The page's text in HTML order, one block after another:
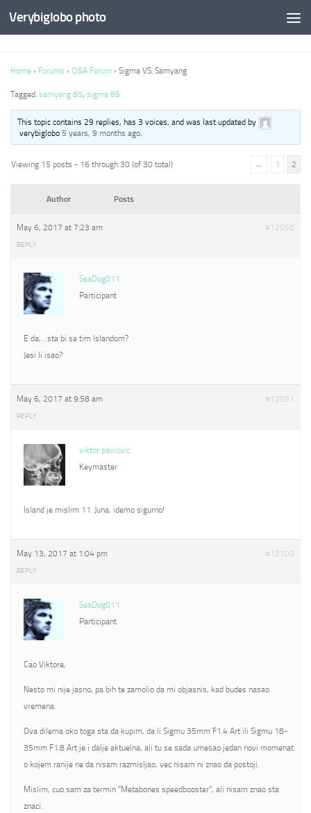
Verybiglobo photo
Home › Forums › Q&A Forum › Sigma VS. Samyang
Tagged: samyang 85, sigma 85
This topic contains 29 replies, has 3 voices, and was last updated by
verybiglobo 5 years, 9 months ago.
Viewing 15 posts - 16 through 30 (of 30 total) ← 1 2
Author Posts
May 6, 2017 at 7:23 am #12050
REPLY
SeaDog011
Participant
E da,…sta bi sa tim Islandom?
Jesi li isao?
May 6, 2017 at 9:58 am #12051
REPLY
viktor pavlovic
Keymaster
Island je mislim 11. Juna, idemo sigurno!
May 13, 2017 at 1:04 pm #12100
REPLY
SeaDog011
Participant
Cao Viktore,
Nesto mi nije jasno, pa bih te zamolio da mi objasnis, kad budes nasao
vremena.
Ova dilema oko toga sta da kupim, da li Sigmu 35mm F1.4 Art ili Sigmu 18-
35mm F1.8 Art je i dalje aktuelna, ali tu se sada umesao jedan novi momenat
o kojem ranije ne da nisam razmisljao, vec nisam ni znao da postoji.
Mislim, cuo sam za termin “Metabones speedbooster”, ali nisam znao sta
znaci.